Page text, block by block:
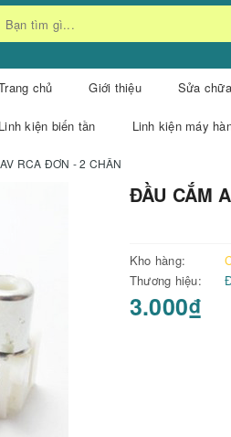
chủ Giới thiệu Sửa
Linh kiện biến tần Linh kiện máy
RCA ĐƠN - 2 CHÂN
ĐẦU CẮM
Kho hàng:
Thương hiệu:
3.000₫